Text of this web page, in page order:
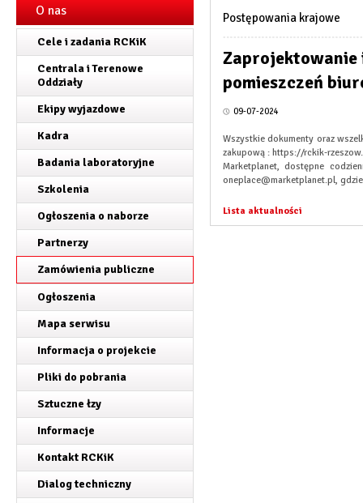
O nas
Cele i zadania RCKiK
Centrala i Terenowe
Oddziały
Ekipy wyjazdowe
Kadra
Badania laboratoryjne
Szkolenia
Ogłoszenia o naborze
Partnerzy
Zamówienia publiczne
Ogłoszenia
Mapa serwisu
Informacja o projekcie
Pliki do pobrania
Sztuczne łzy
Informacje
Kontakt RCKiK
Dialog techniczny
Postępowania krajowe
Zaprojektowanie
pomieszczeń
09-07-2024
Wszystkie dokumenty oraz
zakupową : https://rckik-
Marketplanet, dostępne
oneplace@marketplanet.pl,
Lista aktualności